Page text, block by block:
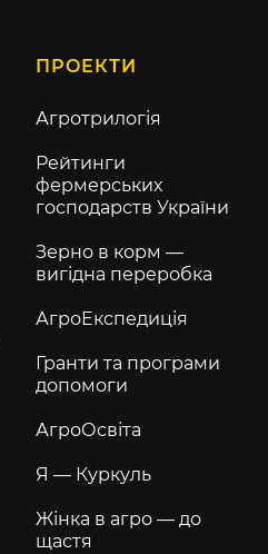
ПРОЕКТИ
Агротрилогія
Рейтинги
фермерських
господарств України
Зерно в корм —
вигідна переробка
АгроЕкспедиція
Гранти та програми
допомоги
АгроОсвіта
Я — Куркуль
Жінка в агро — до
щастя